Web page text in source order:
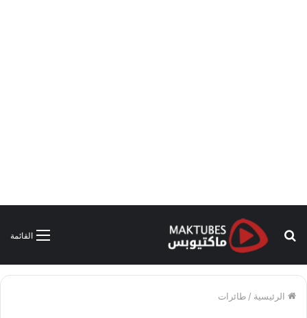
القائمة
بحث
الرئيسية / طائرات